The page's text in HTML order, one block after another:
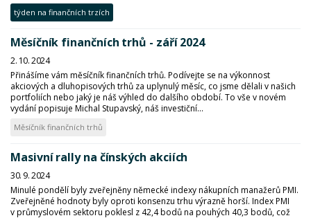
týden na finančních trzích
Měsíčník finančních trhů - září 2024
2. 10. 2024
Přinášíme vám měsíčník finančních trhů. Podívejte se na výkonnost
akciových a dluhopisových trhů za uplynulý měsíc, co jsme dělali v našich
portfoliích nebo jaký je náš výhled do dalšího období. To vše v novém
vydání popisuje Michal Stupavský, náš investiční...
Měsíčník finančních trhů
Masivní rally na čínských akciích
30. 9. 2024
Minulé pondělí byly zveřejněny německé indexy nákupních manažerů PMI.
Zveřejněné hodnoty byly oproti konsenzu trhu výrazně horší. Index PMI
v průmyslovém sektoru poklesl z 42,4 bodů na pouhých 40,3 bodů, což